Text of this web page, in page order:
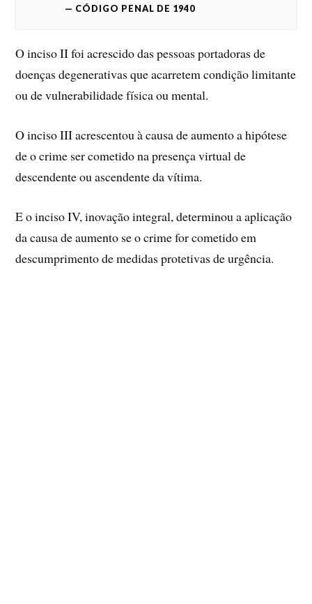
CÓDIGO PENAL DE 1940
O inciso II foi acrescido das pessoas portadoras de
doenças degenerativas que acarretem condição limitante
ou de vulnerabilidade física ou mental.
O inciso III acrescentou à causa de aumento a hipótese
de o crime ser cometido na presença virtual de
descendente ou ascendente da vítima.
E o inciso IV, inovação integral, determinou a aplicação
da causa de aumento se o crime for cometido em
descumprimento de medidas protetivas de urgência.